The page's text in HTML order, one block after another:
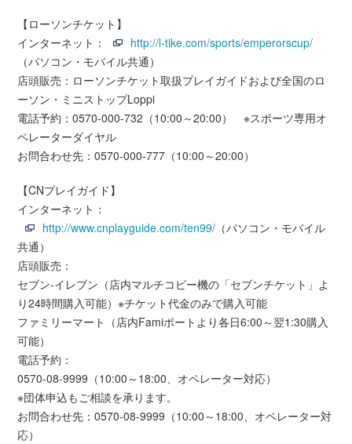
【ローソンチケット】
インターネット：
http://l-tike.com/sports/emperorscup/
（パソコン・モバイル共通）
店頭販売：ローソンチケット取扱プレイガイドおよび全国のロ
ーソン・ミニストップLoppi
電話予約：0570-000-732（10:00～20:00） ※スポーツ専用オ
ペレーターダイヤル
お問合わせ先：0570-000-777（10:00～20:00）
【CNプレイガイド】
インターネット：
http://www.cnplayguide.com/ten99/ （パソコン・モバイル
共通）
店頭販売：
セブン-イレブン（店内マルチコピー機の「セブンチケット」よ
り24時間購入可能）※チケット代金のみで購入可能
ファミリーマート（店内Famiポートより各日6:00～翌1:30購入
可能）
電話予約：
0570-08-9999（10:00～18:00、オペレーター対応）
※団体申込もご相談を承ります。
お問合わせ先：0570-08-9999（10:00～18:00、オペレーター対
応）